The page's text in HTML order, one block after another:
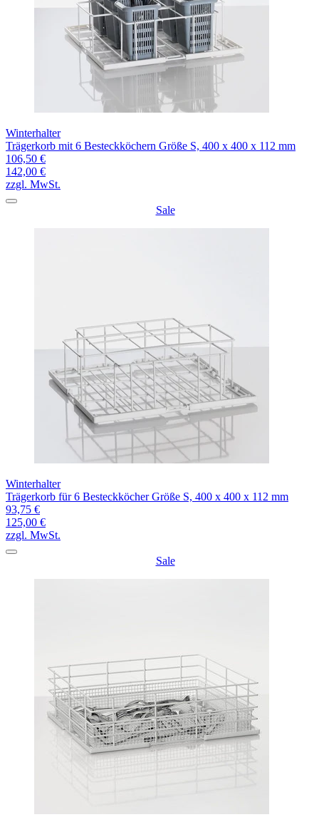
Winterhalter
Trägerkorb mit 6 Besteckköchern Größe S, 400 x 400 x 112 mm
106,50 €
142,00 €
zzgl. MwSt.
Sale
Winterhalter
Trägerkorb für 6 Besteckköcher Größe S, 400 x 400 x 112 mm
93,75 €
125,00 €
zzgl. MwSt.
Sale